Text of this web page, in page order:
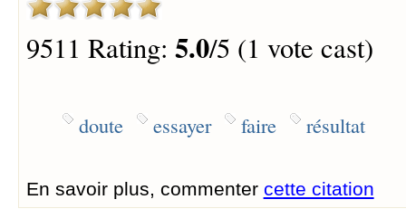
9511 Rating: 5.0/5 (1 vote cast)
doute essayer faire résultat
En savoir plus, commenter cette citation